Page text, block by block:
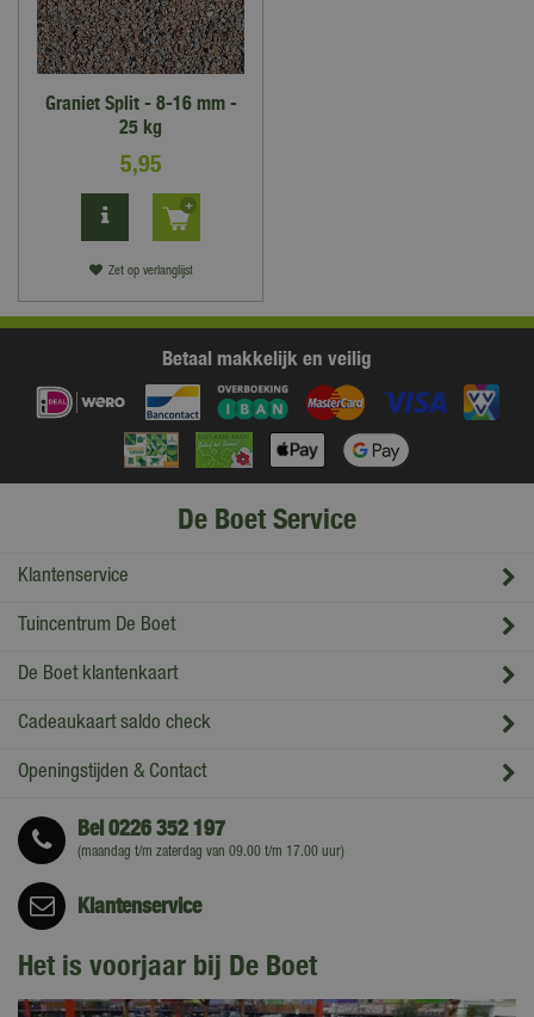
Graniet Split - 8-16 mm -
25 kg
5,95
Zet op verlanglijst
Betaal makkelijk en veilig
De Boet Service
Klantenservice
Tuincentrum De Boet
De Boet klantenkaart
Cadeaukaart saldo check
Openingstijden & Contact
Bel0226 352 197
(maandag t/m zaterdag van 09.00 t/m 17.00 uur)
Klantenservice
Het is voorjaar bij De Boet